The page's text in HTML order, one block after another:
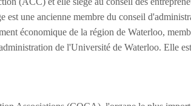
une ancienne membre du conseil
économique de la région de Waterloo,
de l'Université de Waterloo. Elle